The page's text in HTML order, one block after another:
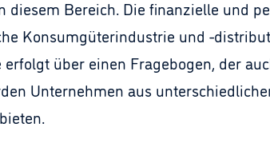
diesem Bereich. Die finanzielle und
Konsumgüterindustrie und -
über einen Fragebogen, der
Unternehmen aus